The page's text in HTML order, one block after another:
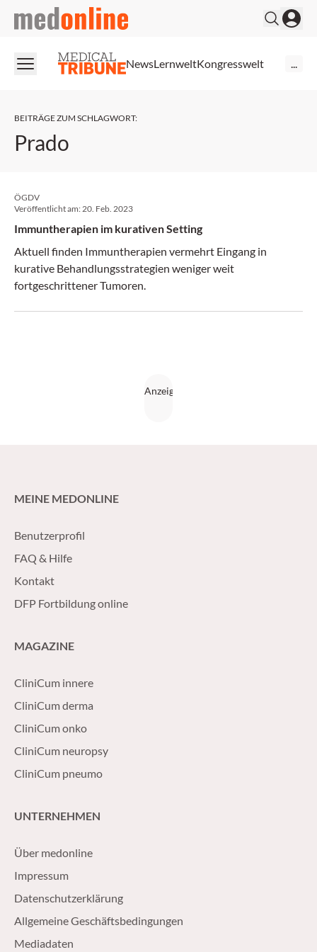
medonline
NewsLernweltKongresswelt
BEITRÄGE ZUM SCHLAGWORT:
Prado
ÖGDV
Veröffentlicht am:20. Feb. 2023
Immuntherapien im kurativen Setting
Aktuell finden Immuntherapien vermehrt Eingang in
kurative Behandlungsstrategien weniger weit
fortgeschrittener Tumoren.
MEINE MEDONLINE
Benutzerprofil
FAQ & Hilfe
Kontakt
DFP Fortbildung online
MAGAZINE
CliniCum innere
CliniCum derma
CliniCum onko
CliniCum neuropsy
CliniCum pneumo
UNTERNEHMEN
Über medonline
Impressum
Datenschutzerklärung
Allgemeine Geschäftsbedingungen
Mediadaten